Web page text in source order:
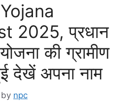
2025, प्रधान
की ग्रामीण
देखें अपना नाम
by npc